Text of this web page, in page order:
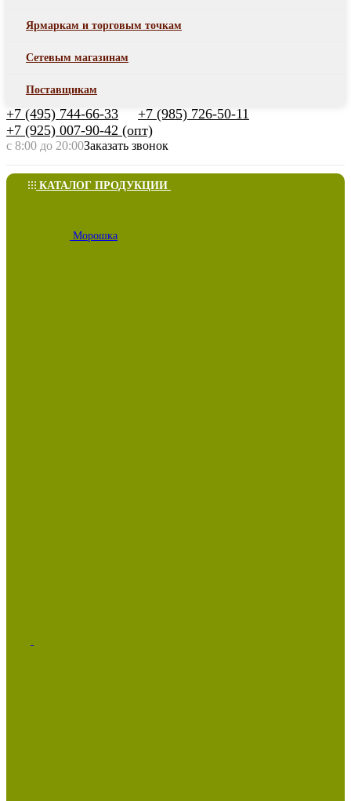
Ярмаркам и торговым точкам
Сетевым магазинам
Поставщикам
+7 (495) 744-66-33
+7 (985) 726-50-11
+7 (925) 007-90-42 (опт)
с 8:00 до 20:00Заказать звонок
КАТАЛОГ ПРОДУКЦИИ
Морошка